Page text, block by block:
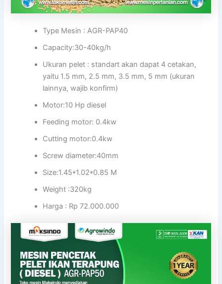
Type Mesin : AGR-PAP40
Capacity:30-40kg/h
Ukuran pelet : standart akan dapat 4 cetakan,
yaitu 1.5 mm, 2.5 mm, 3.5 mm, 5 mm (ukuran
lainnya, wajib konfirm)
Motor:10 Hp diesel
Feeding motor: 0.4kw
Cutting motor:0.4kw
Screw diameter:40mm
Size:1.45*1.02*0.85 M
Weight :320kg
Harga : Rp 72.000.000